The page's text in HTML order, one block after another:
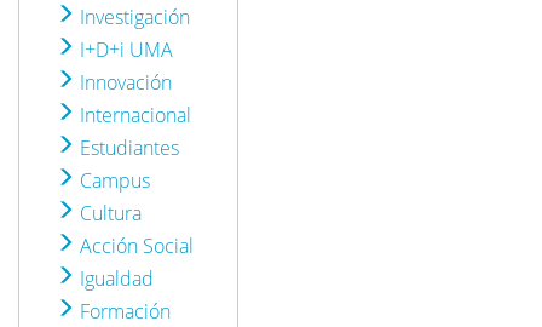
Investigación
I+D+i UMA
Innovación
Internacional
Estudiantes
Campus
Cultura
Acción Social
Igualdad
Formación